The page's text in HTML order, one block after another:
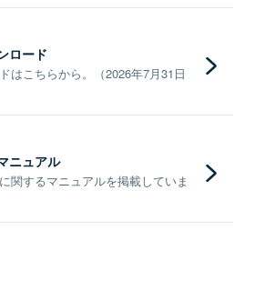
ロード
はこちらから。（2026年7月31日
ニュアル
関するマニュアルを掲載していま